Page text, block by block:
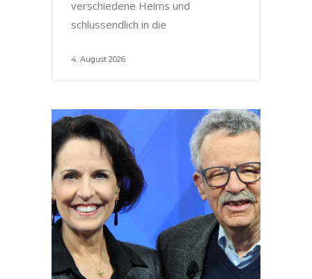
verschiedene Heims und
schlussendlich in die
4. August 2026